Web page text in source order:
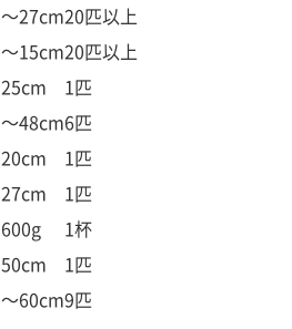
～27cm20匹以上
～15cm20匹以上
25cm
1匹
～48cm6匹
20cm
1匹
27cm
1匹
600g
1杯
50cm
1匹
～60cm9匹